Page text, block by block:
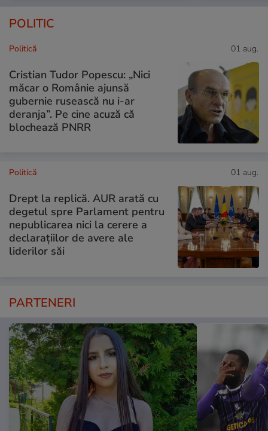
POLITIC
Politică 01 aug.
Cristian Tudor Popescu: „Nici
măcar o Românie ajunsă
gubernie rusească nu i-ar
deranja”. Pe cine acuză că
blochează PNRR
Politică 01 aug.
Drept la replică. AUR arată cu
degetul spre Parlament pentru
nepublicarea nici la cerere a
declarațiilor de avere ale
liderilor săi
PARTENERI